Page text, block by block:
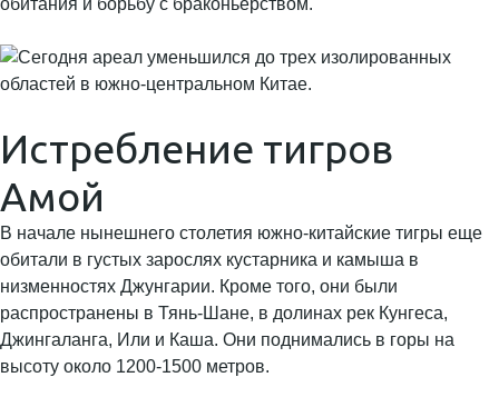
обитания и борьбу с браконьерством.
Истребление тигров
Амой
В начале нынешнего столетия южно-китайские тигры еще
обитали в густых зарослях кустарника и камыша в
низменностях Джунгарии. Кроме того, они были
распространены в Тянь-Шане, в долинах рек Кунгеса,
Джингаланга, Или и Каша. Они поднимались в горы на
высоту около 1200-1500 метров.